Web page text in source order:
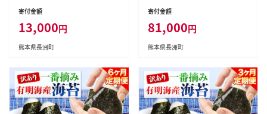
内に出荷予定(土日祝除く)》---s
00g---
寄付金額
13,000円
熊本県長洲町
産（有明海産） 海苔 定期便 全形
翌月から出荷開始》---fn_norite
i_r7_81000_40m_mo12---
寄付金額
81,000円
熊本県長洲町